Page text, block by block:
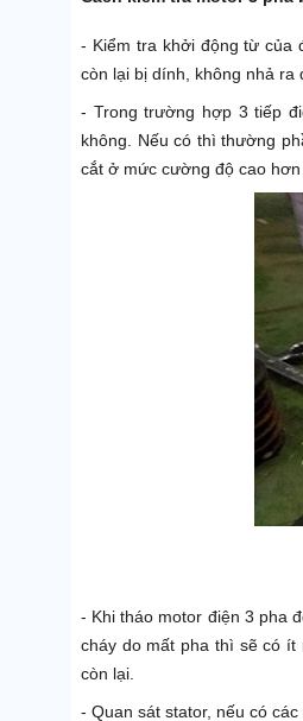
- Kiểm tra khởi động từ của
còn lại bị dính, không nhả
- Trong trường hợp 3 tiếp
không. Nếu có thì thường
cắt ở mức cường độ cao
- Khi tháo motor điện 3 pha
cháy do mất pha thì sẽ có ít
còn lại.
- Quan sát stator, nếu có